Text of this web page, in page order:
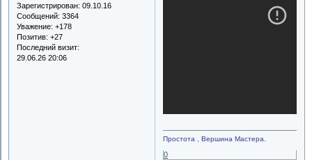
Зарегистрирован: 09.10.16
Сообщений: 3364
Уважение: +178
Позитив: +27
Последний визит:
29.06.26 20:06
Простота , Вершина Мастера.
0